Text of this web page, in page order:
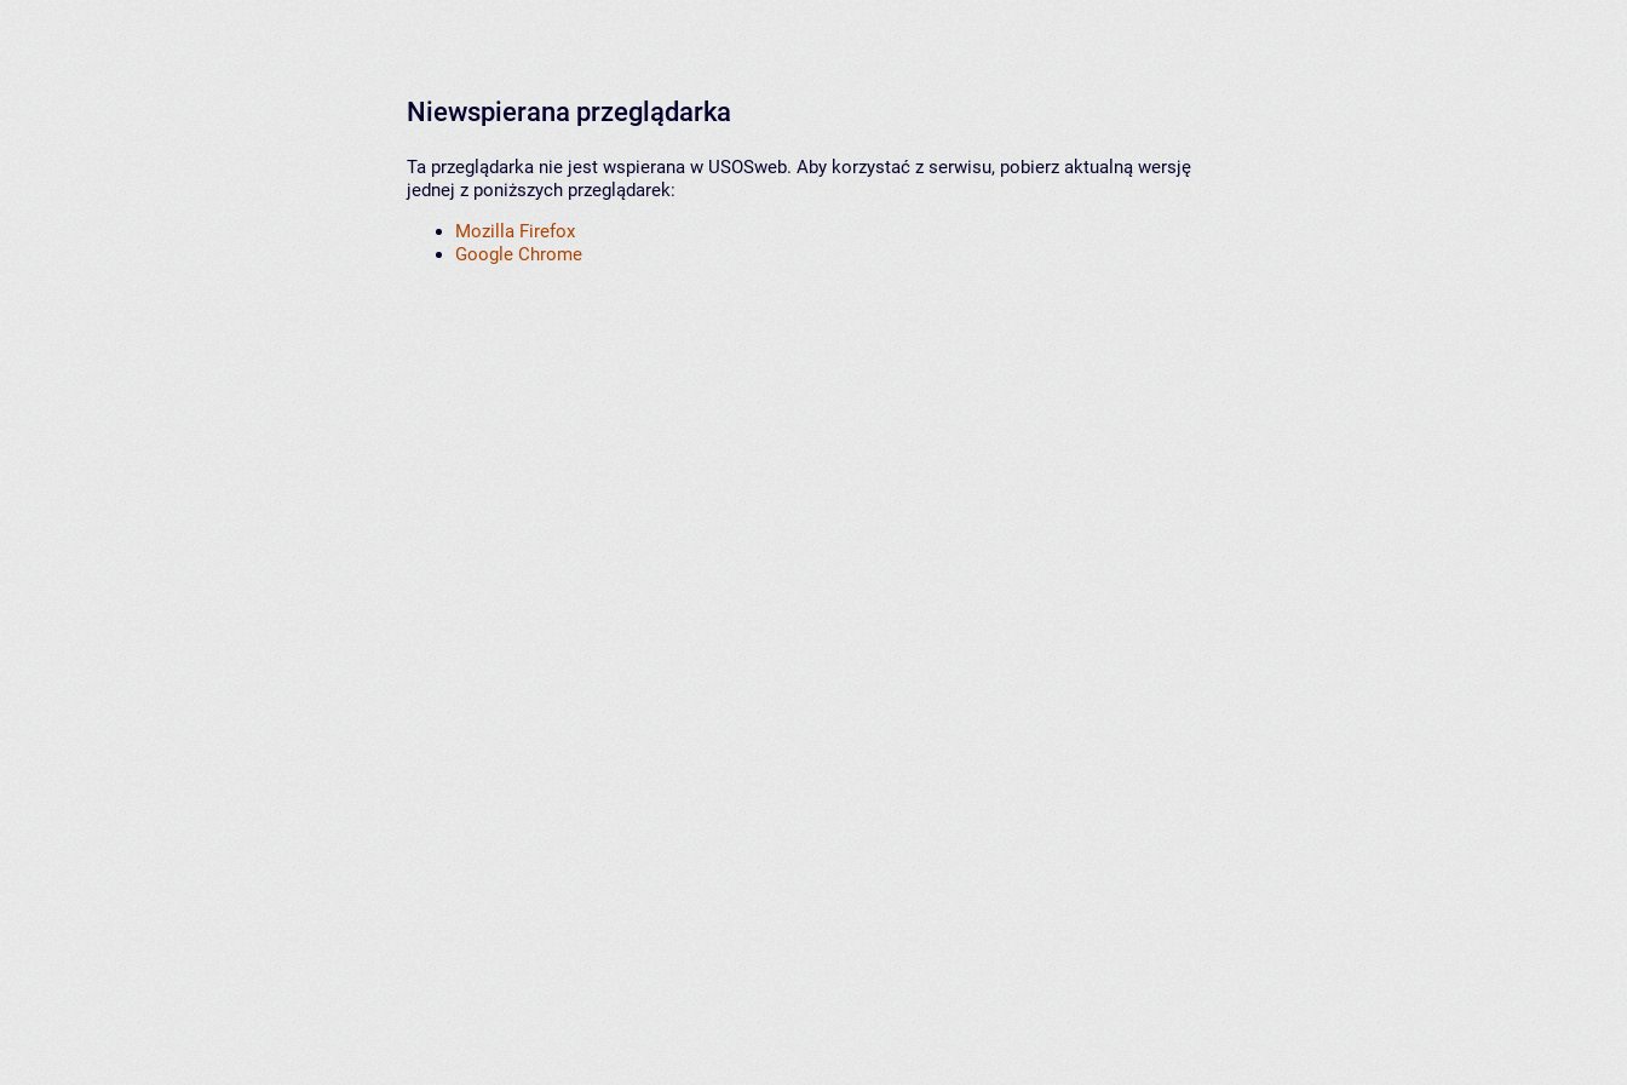
Niewspierana przeglądarka
Ta przeglądarka nie jest wspierana w USOSweb. Aby korzystać z serwisu, pobierz aktualną wersję
jednej z poniższych przeglądarek:
Mozilla Firefox
Google Chrome